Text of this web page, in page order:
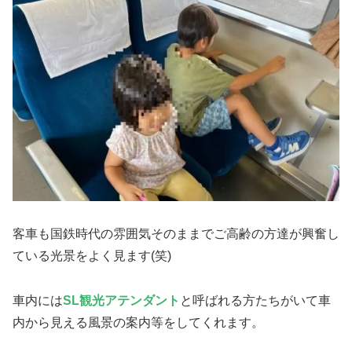
客車も国鉄時代の雰囲気そのままでご高齢の方達が興奮し
ている光景をよく見ます(笑)
車内にはSL観光アテンダント と呼ばれる方たちがいて車
内から見える風景の案内等をしてくれます。